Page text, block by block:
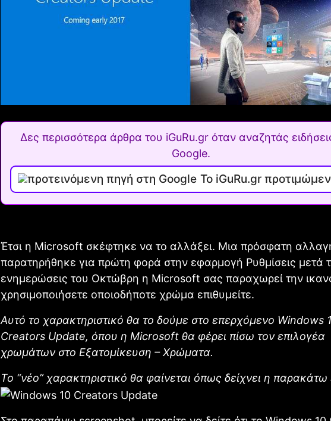
Δες περισσότερα άρθρα του iGuRu.gr όταν αναζητάς
Google.
Το iGuRu.gr
Έτσι η Microsoft σκέφτηκε να το αλλάξει. Μια πρόσφατη
παρατηρήθηκε για πρώτη φορά στην εφαρμογή Ρυθμίσεις μετά
ενημερώσεις του Οκτώβρη η Microsoft σας παραχωρεί την
χρησιμοποιήσετε οποιοδήποτε χρώμα επιθυμείτε.
Αυτό το χαρακτηριστικό θα το δούμε στο επερχόμενο Windows
Creators Update, όπου η Microsoft θα φέρει πίσω τον επιλογέα
χρωμάτων στο Εξατομίκευση – Χρώματα.
Το “νέο” χαρακτηριστικό θα φαίνεται όπως δείχνει η παρακάτω